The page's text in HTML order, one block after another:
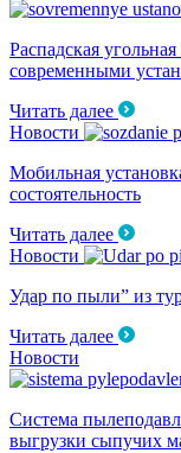
Распадская
современными
Читать далее
Новости
Мобильная
состоятельность
Читать далее
Новости
Удар по пыли” из
Читать далее
Новости
Система
выгрузки сыпучих